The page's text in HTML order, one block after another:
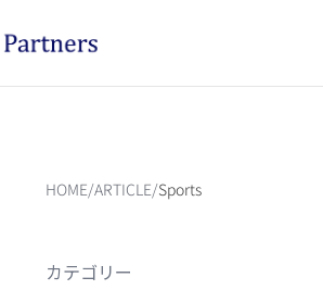
HOME/ARTICLE/Sports
カテゴリー